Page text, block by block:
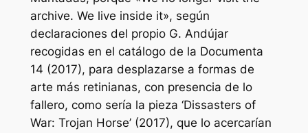
archive. We live inside it», según
declaraciones del propio G. Andújar
recogidas en el catálogo de la Documenta
14 (2017), para desplazarse a formas de
arte más retinianas, con presencia de lo
fallero, como sería la pieza ‘Dissasters of
War: Trojan Horse’ (2017), que lo acercarían